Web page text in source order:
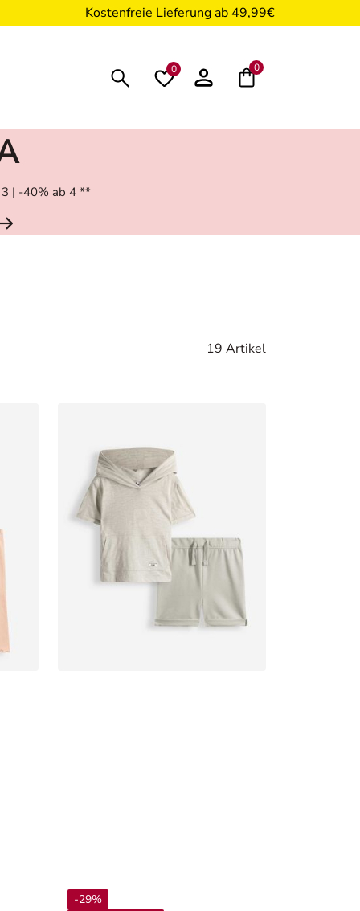
Kostenfreie Lieferung ab 49,99€
0 0
| -40% ab 4 **
19 Artikel
-29%